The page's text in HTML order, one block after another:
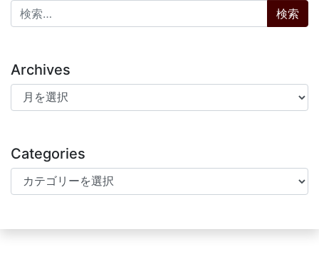
検索:
Archives
Archives
Categories
Categories